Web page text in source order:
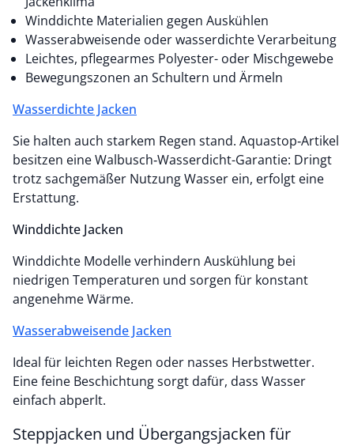
Winddichte Materialien gegen Auskühlen
Wasserabweisende oder wasserdichte Verarbeitung
Leichtes, pflegearmes Polyester- oder Mischgewebe
Bewegungszonen an Schultern und Ärmeln
Wasserdichte Jacken
Sie halten auch starkem Regen stand. Aquastop‑Artikel
besitzen eine Walbusch‑Wasserdicht-Garantie: Dringt
trotz sachgemäßer Nutzung Wasser ein, erfolgt eine
Erstattung.
Winddichte Jacken
Winddichte Modelle verhindern Auskühlung bei
niedrigen Temperaturen und sorgen für konstant
angenehme Wärme.
Wasserabweisende Jacken
Ideal für leichten Regen oder nasses Herbstwetter.
Eine feine Beschichtung sorgt dafür, dass Wasser
einfach abperlt.
Steppjacken und Übergangsjacken für